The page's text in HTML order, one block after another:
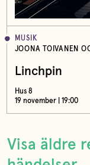
MUSIK
JOONA TOIVANEN
Linchpin
Hus 8
19 november | 19:00
Visa äldre